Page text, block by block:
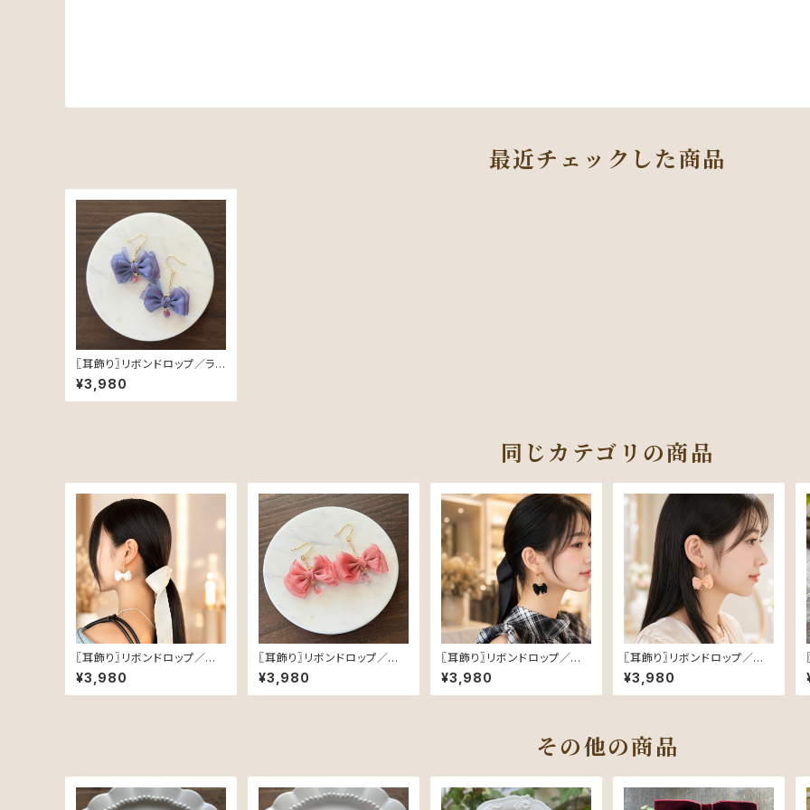
最近チェックした商品
〖耳飾り〗リボンドロップ／ラ
ベンダー
¥3,980
同じカテゴリの商品
〖耳飾り〗リボンドロップ／オフ
ホワイト
¥3,980
〖耳飾り〗リボンドロップ／ロ
ーズピンク
¥3,980
〖耳飾り〗リボンドロップ／ブラ
ック
¥3,980
〖耳飾り〗リボンドロップ／ピ
ーチ
¥3,980
その他の商品